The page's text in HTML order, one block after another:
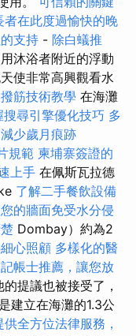
者在此度過愉快的晚
支持 - 除白蟻推
沐浴者附近的浮動
使非常高興觀看水
撥筋技術教學 在海灘
搜尋引擎優化技巧 多
少歲月痕跡
規範 柬埔寨簽證的
上手 在佩斯瓦拉德
了解二手餐飲設備
的牆面免受水分侵
Dombay）約為2
心照顧 多樣化的醫
帳士推薦，讓您放
的提議也被接受了，
建立在海灘的1.3公
全方位法律服務，